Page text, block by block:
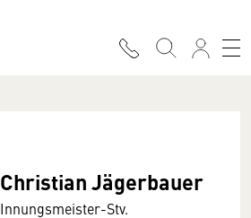
Christian Jägerbauer
Innungsmeister-Stv.